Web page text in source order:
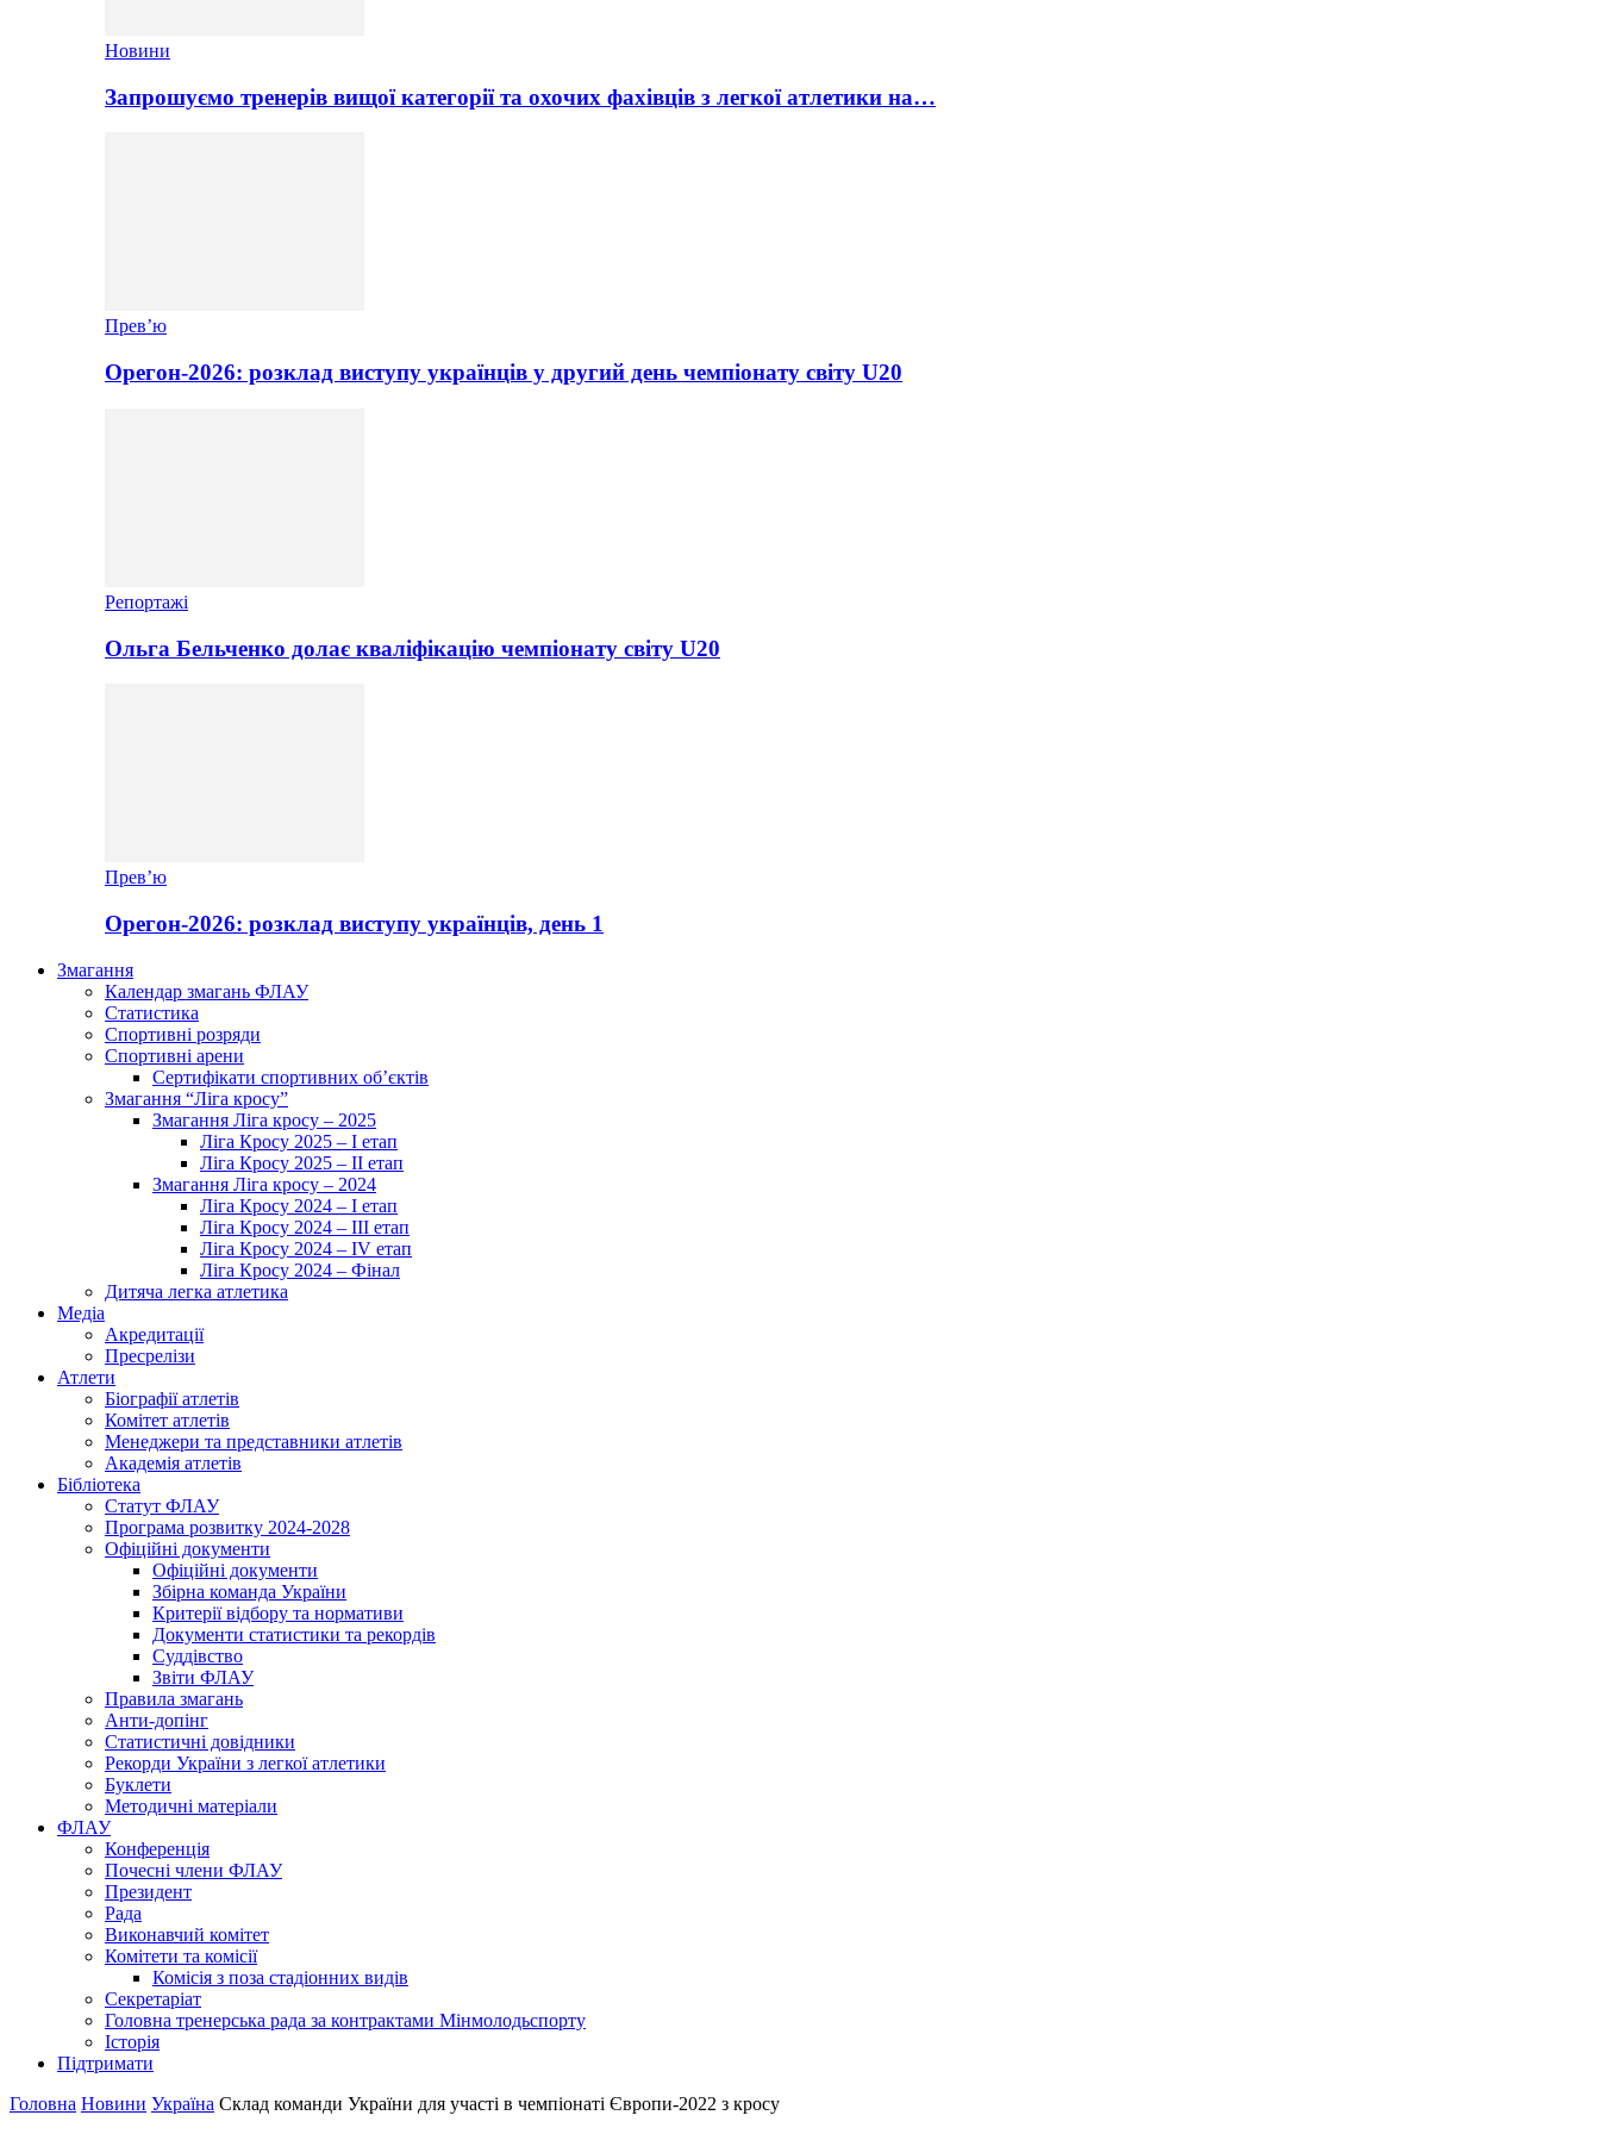
Новини
Запрошуємо тренерів вищої категорії та охочих фахівців з легкої атлетики на…
Прев’ю
Орегон-2026: розклад виступу українців у другий день чемпіонату світу U20
Репортажі
Ольга Бельченко долає кваліфікацію чемпіонату світу U20
Прев’ю
Орегон-2026: розклад виступу українців, день 1
Змагання
Календар змагань ФЛАУ
Статистика
Спортивні розряди
Спортивні арени
Сертифікати спортивних об’єктів
Змагання “Ліга кросу”
Змагання Ліга кросу – 2025
Ліга Кросу 2025 – I етап
Ліга Кросу 2025 – II етап
Змагання Ліга кросу – 2024
Ліга Кросу 2024 – I етап
Ліга Кросу 2024 – III етап
Ліга Кросу 2024 – IV етап
Ліга Кросу 2024 – Фінал
Дитяча легка атлетика
Медіа
Акредитації
Пресрелізи
Атлети
Біографії атлетів
Комітет атлетів
Менеджери та представники атлетів
Академія атлетів
Бібліотека
Статут ФЛАУ
Програма розвитку 2024-2028
Офіційні документи
Офіційні документи
Збірна команда України
Критерії відбору та нормативи
Документи статистики та рекордів
Суддівство
Звіти ФЛАУ
Правила змагань
Анти-допінг
Статистичні довідники
Рекорди України з легкої атлетики
Буклети
Методичні матеріали
ФЛАУ
Конференція
Почесні члени ФЛАУ
Президент
Рада
Виконавчий комітет
Комітети та комісії
Комісія з поза стадіонних видів
Секретаріат
Головна тренерська рада за контрактами Мінмолодьспорту
Історія
Підтримати
Головна Новини Україна Склад команди України для участі в чемпіонаті Європи-2022 з кросу